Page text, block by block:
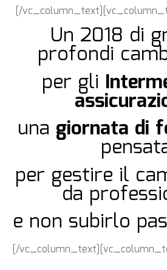
[/
Un 2018 di
profondi c
per gli
una giornata di
per gestire il
da
e non subirlo
[/